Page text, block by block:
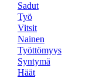
Sadut
Työ
Vitsit
Nainen
Työttömyys
Syntymä
Häät